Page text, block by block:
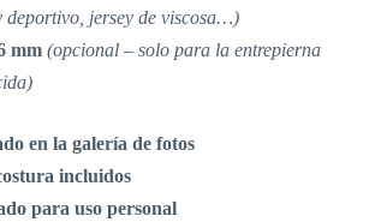
deportivo, jersey de viscosa…)
mm (opcional – solo para la entrepierna
en la galería de fotos
incluidos
para uso personal